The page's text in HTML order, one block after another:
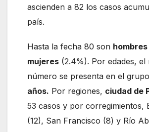
ascienden a 82 los casos
país.
Hasta la fecha 80 son hombres
mujeres (2.4%). Por edades, el
número se presenta en el
años. Por regiones, ciudad de
53 casos y por corregimientos,
(12), San Francisco (8) y Río